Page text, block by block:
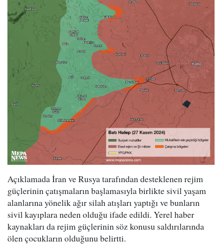
Açıklamada İran ve Rusya tarafından desteklenen rejim
güçlerinin çatışmaların başlamasıyla birlikte sivil yaşam
alanlarına yönelik ağır silah atışları yaptığı ve bunların
sivil kayıplara neden olduğu ifade edildi. Yerel haber
kaynakları da rejim güçlerinin söz konusu saldırılarında
ölen çocukların olduğunu belirtti.